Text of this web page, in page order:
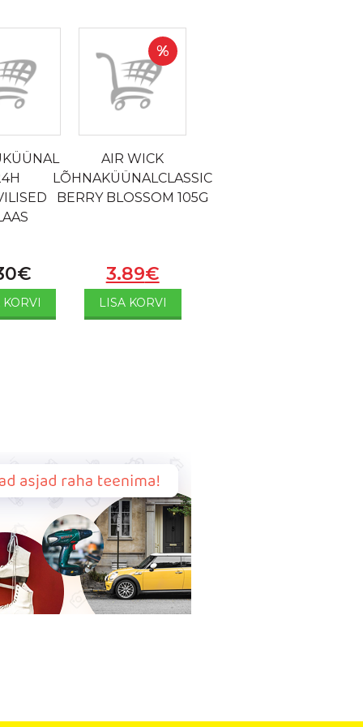
€
KORVI
%
AIR WICK
LÕHNAKÜÜNALCLASSIC
BERRY BLOSSOM 105G
3.89€
LISA KORVI